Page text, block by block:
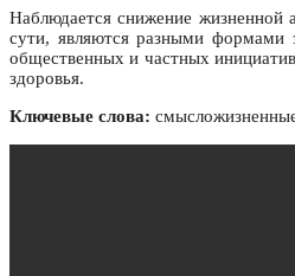
Наблюдается снижение жизненной
сути, являются разными формами
общественных и частных
здоровья.
Ключевые слова: